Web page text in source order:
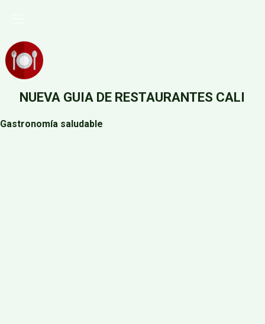
contenido
principal
NUEVA GUIA DE RESTAURANTES CALI
Gastronomía saludable